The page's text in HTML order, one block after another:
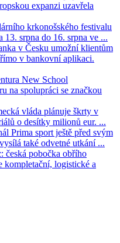
expanzi uzavřela
krkonošského festivalu
srpna do 16. srpna ve ...
v Česku umožní klientům
v bankovní aplikaci.
New School
na spolupráci se značkou
vláda plánuje škrty v
o desítky milionů eur. ...
Prima sport ještě před svým
také odvetné utkání ...
: česká pobočka obřího
kompletační, logistické a